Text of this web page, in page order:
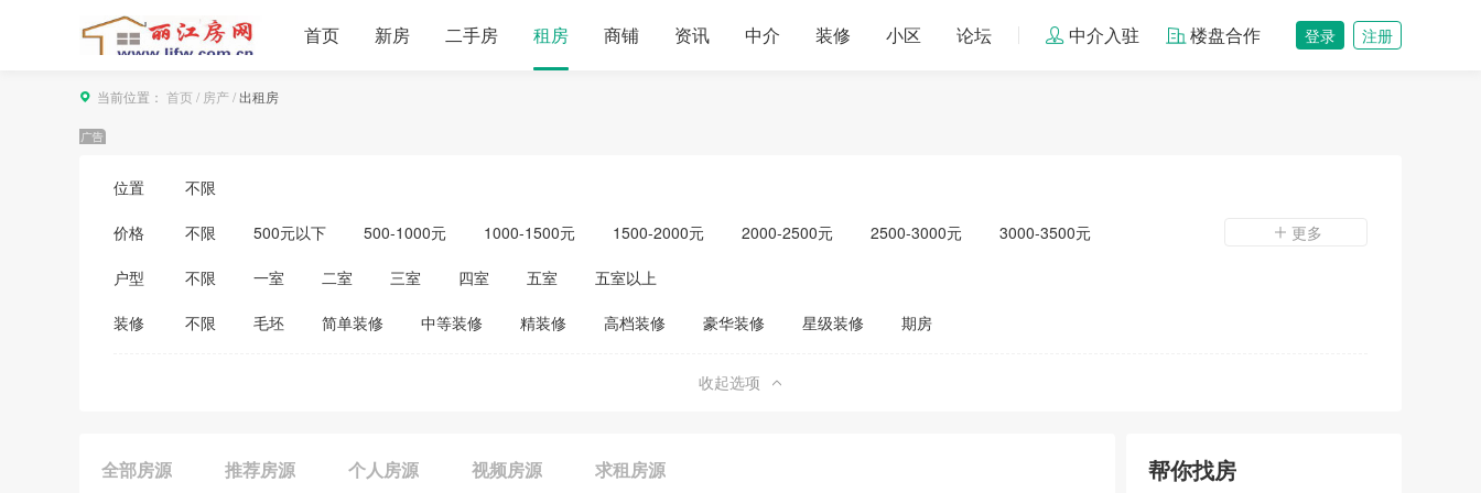
首页 新房 二手房 租房 商铺 资讯 中介 装修 小区 论坛 中介入驻 楼盘合作 登录 注册
当前位置： 首页 / 房产/出租房
位置 不限
价格 不限 500元以下 500-1000元 1000-1500元 1500-2000元 2000-2500元 2500-3000元
3000-3500元
3500-4000元
4000-5000元 5000元以上 单身公寓
更多
户型 不限 一室 二室 三室 四室 五室 五室以上
装修 不限 毛坯 简单装修 中等装修 精装修 高档装修 豪华装修 星级装修 期房
收起选项
全部房源 推荐房源 个人房源 视频房源 求租房源 帮你找房